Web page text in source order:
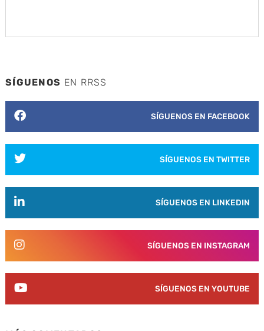
SÍGUENOS EN RRSS
SÍGUENOS EN FACEBOOK
SÍGUENOS EN TWITTER
SÍGUENOS EN LINKEDIN
SÍGUENOS EN INSTAGRAM
SÍGUENOS EN YOUTUBE